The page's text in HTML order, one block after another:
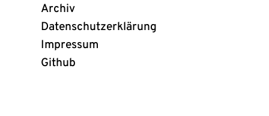
Archiv
Datenschutzerklärung
Impressum
Github